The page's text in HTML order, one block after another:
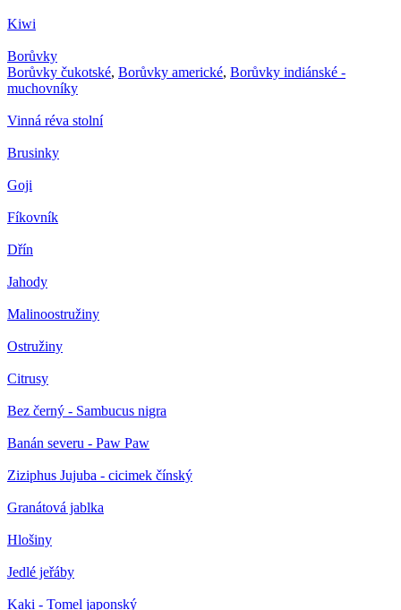
Kiwi
Borůvky
Borůvky čukotské, Borůvky americké, Borůvky indiánské -
muchovníky
Vinná réva stolní
Brusinky
Goji
Fíkovník
Dřín
Jahody
Malinoostružiny
Ostružiny
Citrusy
Bez černý - Sambucus nigra
Banán severu - Paw Paw
Ziziphus Jujuba - cicimek čínský
Granátová jablka
Hlošiny
Jedlé jeřáby
Kaki - Tomel japonský